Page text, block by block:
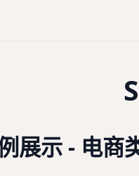
展示 - 电商